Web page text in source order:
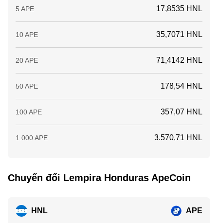
5 APE 17,8535 HNL
10 APE 35,7071 HNL
20 APE 71,4142 HNL
50 APE 178,54 HNL
100 APE 357,07 HNL
1.000 APE 3.570,71 HNL
Chuyển đổi Lempira Honduras ApeCoin
HNL APE